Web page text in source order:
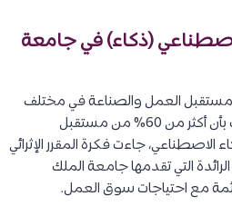
الاصطناعي (ذكاء) في جامعة
مستقبل العمل والصناعة في مختلف
العلوم، ولما تشير اليه الدراسات بأن أكثر من 60% من مستقبل
جاءت فكرة المقرر الإثرائي
التي تقدمها جامعة الملك
مع احتياجات سوق العمل.